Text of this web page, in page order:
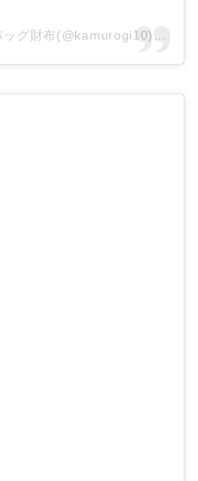
KAMUROGIクロコダイルのバッグ財布(@kamurogi10)がシェアした投稿